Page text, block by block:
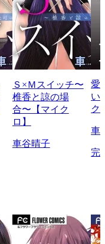
Ｓ×Ｍスイッチ〜
椎香と諒の場
合〜【マイク
ロ】
車谷晴子
愛
い
ク
車
完